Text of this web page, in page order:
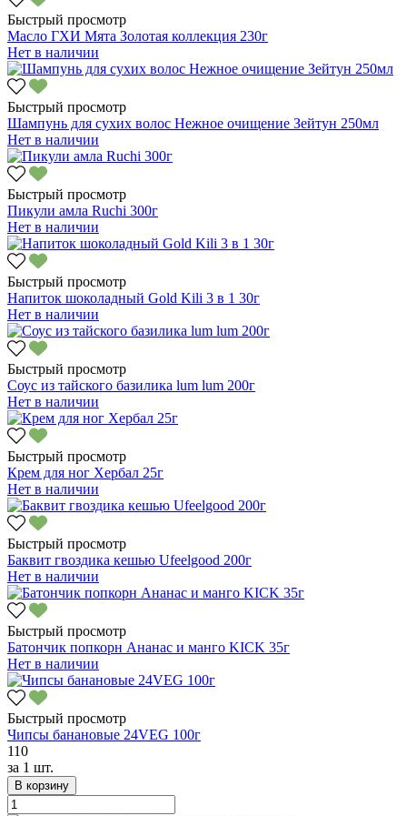
Быстрый просмотр
Масло ГХИ Мята Золотая коллекция 230г
Нет в наличии
Быстрый просмотр
Шампунь для сухих волос Нежное очищение Зейтун 250мл
Нет в наличии
Быстрый просмотр
Пикули амла Ruchi 300г
Нет в наличии
Быстрый просмотр
Напиток шоколадный Gold Kili 3 в 1 30г
Нет в наличии
Быстрый просмотр
Соус из тайского базилика lum lum 200г
Нет в наличии
Быстрый просмотр
Крем для ног Хербал 25г
Нет в наличии
Быстрый просмотр
Баквит гвоздика кешью Ufeelgood 200г
Нет в наличии
Быстрый просмотр
Батончик попкорн Ананас и манго KICK 35г
Нет в наличии
Быстрый просмотр
Чипсы банановые 24VEG 100г
110
за 1 шт.
В корзину